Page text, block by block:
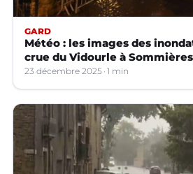
GARD
Météo : les images des
crue du Vidourle à Sommières
23 décembre 2025 1 min